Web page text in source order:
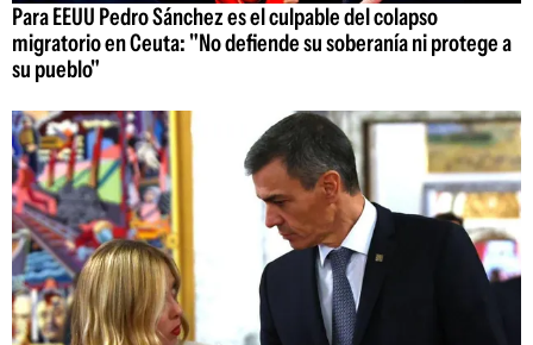
Para EEUU Pedro Sánchez es el culpable del colapso
migratorio en Ceuta: "No defiende su soberanía ni protege a
su pueblo"